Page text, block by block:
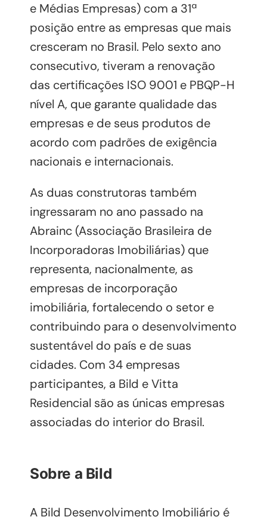
e Médias Empresas) com a 31ª
posição entre as empresas que mais
cresceram no Brasil. Pelo sexto ano
consecutivo, tiveram a renovação
das certificações ISO 9001 e PBQP-H
nível A, que garante qualidade das
empresas e de seus produtos de
acordo com padrões de exigência
nacionais e internacionais.
As duas construtoras também
ingressaram no ano passado na
Abrainc (Associação Brasileira de
Incorporadoras Imobiliárias) que
representa, nacionalmente, as
empresas de incorporação
imobiliária, fortalecendo o setor e
contribuindo para o desenvolvimento
sustentável do país e de suas
cidades. Com 34 empresas
participantes, a Bild e Vitta
Residencial são as únicas empresas
associadas do interior do Brasil.
Sobre a Bild
A Bild Desenvolvimento Imobiliário é